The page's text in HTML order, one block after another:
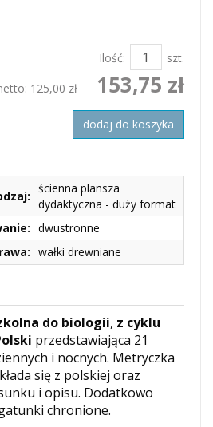
Ilość:
szt.
125,00 zł 153,75 zł
dodaj do koszyka
ścienna plansza
dydaktyczna - duży format
dwustronne
wałki drewniane
do biologii, z cyklu
przedstawiająca 21
i nocnych. Metryczka
się z polskiej oraz
i opisu. Dodatkowo
chronione.